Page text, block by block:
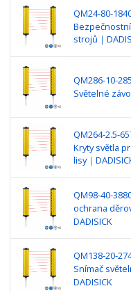
QM24-80-
strojů｜
QM286-10-
Světelné
QM264-2.5-
Kryty světla
lisy｜
QM98-40-
ochrana
DADISICK
QM138-20-
Snímač
DADISICK